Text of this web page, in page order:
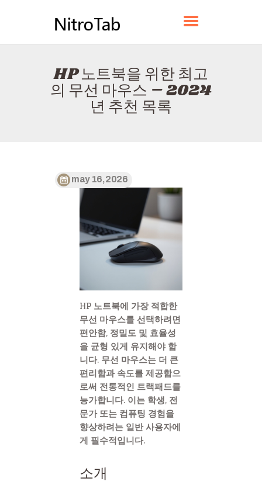
HP 노트북을 위한 최고
의 무선 마우스 – 2024
년 추천 목록
NITROTAB
홈
소개
연락하다
may 16, 2026
HP 노트북에 가장 적합한
무선 마우스를 선택하려면
편안함, 정밀도 및 효율성
을 균형 있게 유지해야 합
니다. 무선 마우스는 더 큰
편리함과 속도를 제공함으
로써 전통적인 트랙패드를
능가합니다. 이는 학생, 전
문가 또는 컴퓨팅 경험을
향상하려는 일반 사용자에
게 필수적입니다.
소개